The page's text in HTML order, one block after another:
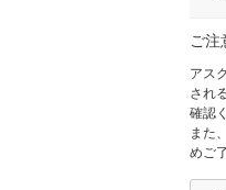
ご注
アス
され
確認
また
めご